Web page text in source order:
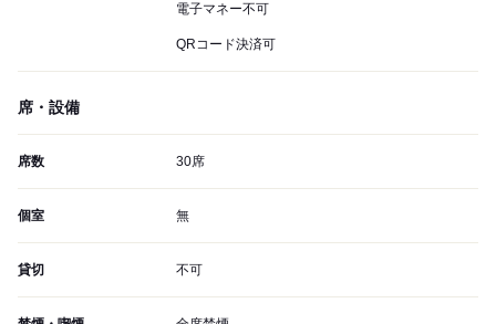
電子マネー不可
QRコード決済可
席・設備
席数 30席
個室 無
貸切 不可